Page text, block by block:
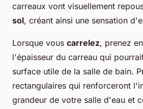
carreaux vont visuellement
sol, créant ainsi une sensation
Lorsque vous carrelez, prenez
l'épaisseur du carreau qui
surface utile de la salle de bain.
rectangulaires qui renforceront
grandeur de votre salle d'eau et